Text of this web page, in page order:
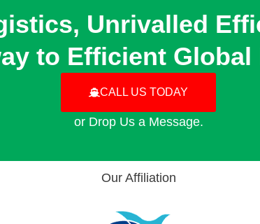
Unrivalled
to Efficient Global
CALL US TODAY
or Drop Us a Message.
Our Affiliation